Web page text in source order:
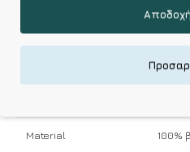
Material 100%